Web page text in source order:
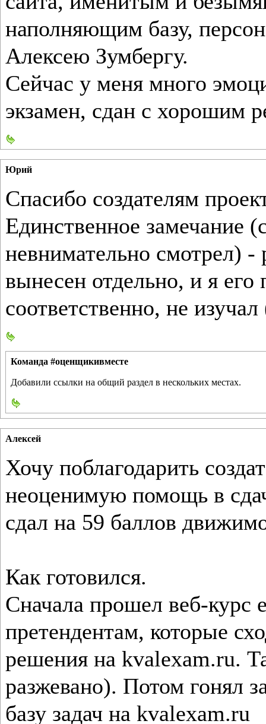
наполняющим базу,
Алексею Зумбергу.
Сейчас у меня много
экзамен, сдан с хорошим
Юрий
Спасибо создателям
Единственное замечание
невнимательно смотрел)
вынесен отдельно, и я его
соответственно, не
Команда #оценщикивместе
Добавили ссылки на общий раздел в нескольких местах.
Алексей
Хочу поблагодарить
неоценимую помощь в
сдал на 59 баллов
Как готовился.
Сначала прошел веб-курс
претендентам, которые
решения на kvalexam.ru.
разжевано). Потом гонял
базу задач на kvalexam.ru